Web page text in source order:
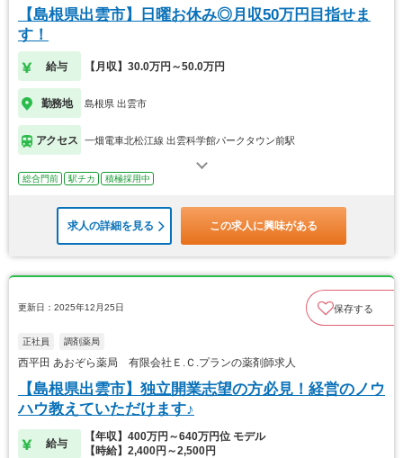
【島根県出雲市】日曜お休み◎月収50万円目指せま
す！
給与 【月収】30.0万円～50.0万円
勤務地 島根県 出雲市
アクセス 一畑電車北松江線 出雲科学館パークタウン前駅
総合門前 駅チカ 積極採用中
求人の詳細を見る この求人に興味がある
更新日：2025年12月25日 保存する
正社員 調剤薬局
西平田 あおぞら薬局 有限会社Ｅ.Ｃ.プランの薬剤師求人
【島根県出雲市】独立開業志望の方必見！経営のノウ
ハウ教えていただけます♪
給与
【年収】400万円～640万円位 モデル
【時給】2,400円～2,500円